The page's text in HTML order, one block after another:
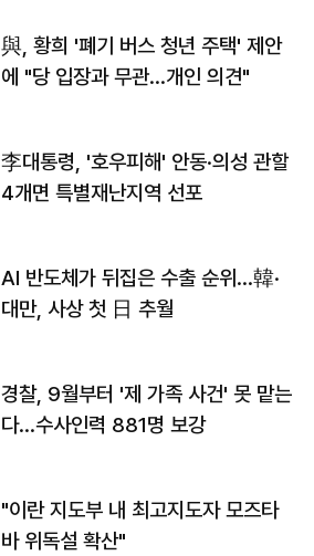
與, 황희 '폐기 버스 청년 주택' 제안
에 "당 입장과 무관…개인 의견"
李대통령, '호우피해' 안동·의성 관할
4개면 특별재난지역 선포
AI 반도체가 뒤집은 수출 순위…韓·
대만, 사상 첫 日 추월
경찰, 9월부터 '제 가족 사건' 못 맡는
다…수사인력 881명 보강
"이란 지도부 내 최고지도자 모즈타
바 위독설 확산"